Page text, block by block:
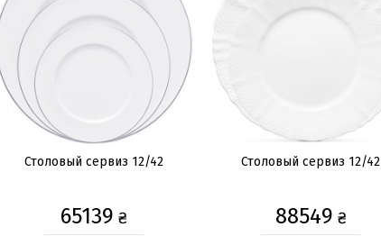
Столовый сервиз 12/42
65139 ₴
Столовый сервиз 12/42
88549 ₴